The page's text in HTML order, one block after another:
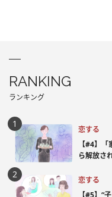
RANKING
ランキング
恋する
【#4】
ら解放さ
恋する
【#5】“